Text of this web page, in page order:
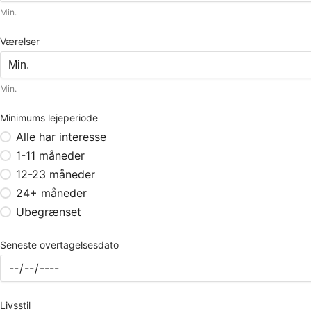
Min.
Værelser
Min.
Minimums lejeperiode
Alle har interesse
1-11 måneder
12-23 måneder
24+ måneder
Ubegrænset
Seneste overtagelsesdato
Livsstil